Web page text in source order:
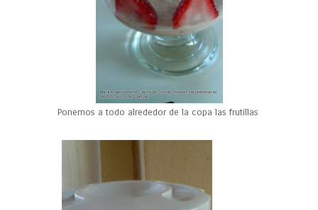
Ponemos a todo alrededor de la copa las frutillas